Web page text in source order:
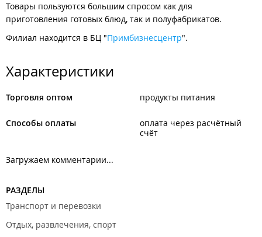
Товары пользуются большим спросом как для
приготовления готовых блюд, так и полуфабрикатов.
Филиал находится в БЦ "Примбизнесцентр".
Характеристики
Торговля оптом продукты питания
Способы оплаты
оплата через расчётный
счёт
Загружаем комментарии...
РАЗДЕЛЫ
Транспорт и перевозки
Отдых, развлечения, спорт